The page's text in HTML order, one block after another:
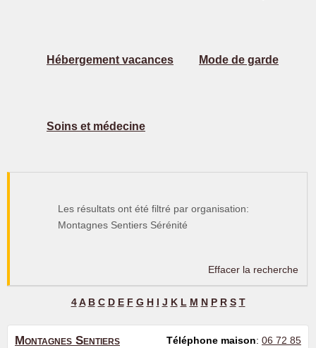
Hébergement vacances Mode de garde
Soins et médecine
Les résultats ont été filtré par organisation:
Montagnes Sentiers Sérénité
Effacer la recherche
4 A B C D E F G H I J K L M N P R S T
Montagnes Sentiers
Téléphone maison: 06 72 85